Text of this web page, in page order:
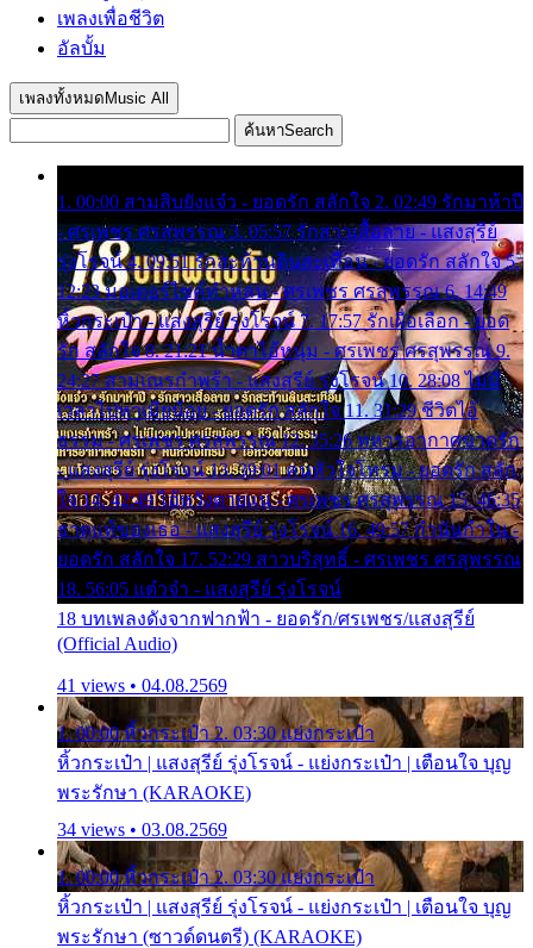
เพลงเพื่อชีวิต
อัลบั้ม
เพลงทั้งหมด Music All
ค้นหาSearch
1. 00:00 สามสิบยังแจ๋ว - ยอดรัก สลักใจ 2. 02:49 รักมาห้าปี
- ศรเพชร ศรสุพรรณ 3. 05:57 รักสาวเสื้อลาย - แสงสุรีย์
รุ่งโรจน์ 4. 09:51 รักสะท้านดินสะเทือน - ยอดรัก สลักใจ 5.
12:23 มอเตอร์ไซค์ทำหล่น - ศรเพชร ศรสุพรรณ 6. 14:49
หิ้วกระเป๋า - แสงสุรีย์ รุ่งโรจน์ 7. 17:57 รักเผื่อเลือก - ยอด
รัก สลักใจ 8. 21:21 น้ำตาไอ้หนุ่ม - ศรเพชร ศรสุพรรณ 9.
24:27 สามเณรกำพร้า - แสงสุรีย์ รุ่งโรจน์ 10. 28:08 ไม่มี
เวลาไปหาเมียน้อย - ยอดรัก สลักใจ 11. 31:29 ชีวิตไอ้
ธรรม - ศรเพชร ศรสุพรรณ 12. 35:26 ทหารอากาศขาดรัก
- แสงสุรีย์ รุ่งโรจน์ 13. 39:01 คนหัวใจโทรม - ยอดรัก สลัก
ใจ 14. 42:49 ไอ้หวังตายแน่ - ศรเพชร ศรสุพรรณ 15. 46:35
ธาตุแท้ของเธอ - แสงสุรีย์ รุ่งโรจน์ 16. 49:57 กำนันกำใน -
ยอดรัก สลักใจ 17. 52:29 สาวบริสุทธิ์ - ศรเพชร ศรสุพรรณ
18. 56:05 แต๋วจ๋า - แสงสุรีย์ รุ่งโรจน์
18 บทเพลงดังจากฟากฟ้า - ยอดรัก/ศรเพชร/แสงสุรีย์
(Official Audio)
41 views • 04.08.2569
1. 00:00 หิ้วกระเป๋า 2. 03:30 แย่งกระเป๋า
หิ้วกระเป๋า | แสงสุรีย์ รุ่งโรจน์ - แย่งกระเป๋า | เตือนใจ บุญ
พระรักษา (KARAOKE)
34 views • 03.08.2569
1. 00:00 หิ้วกระเป๋า 2. 03:30 แย่งกระเป๋า
หิ้วกระเป๋า | แสงสุรีย์ รุ่งโรจน์ - แย่งกระเป๋า | เตือนใจ บุญ
พระรักษา (ซาวด์ดนตรี) (KARAOKE)